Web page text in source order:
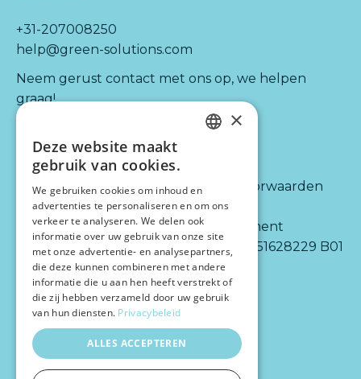
+31-207008250
help@green-solutions.com
Neem gerust contact met ons op, we helpen
graag!
Kijk ook naar:
Diensten
Integraties
Partners
Over ons
Informatie
Algemene voorwaarden
Disclaimer
Privacy statement
BTW-nr.: NL 851628229 B01
×
Deze website maakt
gebruik van cookies.
We gebruiken cookies om inhoud en
advertenties te personaliseren en om ons
verkeer te analyseren. We delen ook
informatie over uw gebruik van onze site
met onze advertentie- en analysepartners,
die deze kunnen combineren met andere
informatie die u aan hen heeft verstrekt of
die zij hebben verzameld door uw gebruik
van hun diensten. Privacybeleid
ALLES ACCEPTEREN